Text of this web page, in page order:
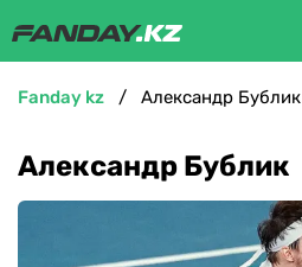
fanday kz Александр Бублик
Александр Бублик